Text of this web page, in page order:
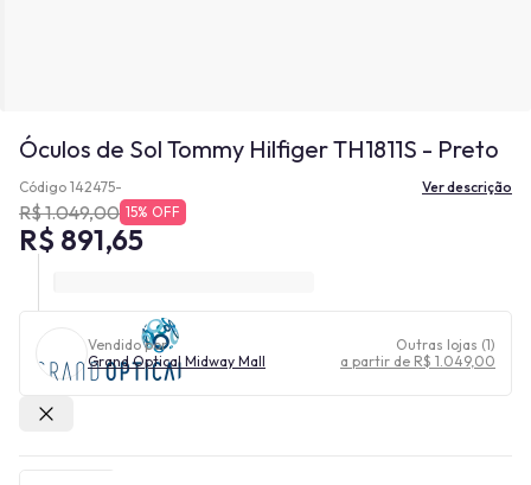
Óculos de Sol Tommy Hilfiger TH1811S - Preto
Código 142475- Ver descrição
R$ 1.049,00 15% OFF
R$ 891,65
Vendido por
Grand Optical Midway Mall
Outras lojas (1)
a partir de R$ 1.049,00